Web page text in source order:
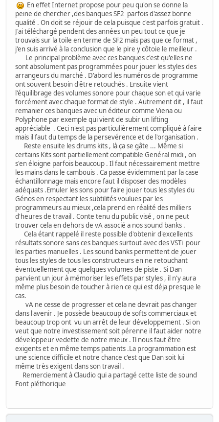
En effet Internet propose pour peu qu'on se donne la
peine de chercher ,des banques SF2 parfois d'assez bonne
qualité . On doit se réjouir de cela puisque c'est parfois gratuit .
J'ai téléchargé pendent des années un peu tout ce que je
trouvais sur la toile en terme de SF2 mais pas que ce format ,
j'en suis arrivé à la conclusion que le pire y côtoie le meilleur .
Le principal problème avec ces banques c'est qu'elles ne
sont absolument pas programmées pour jouer les styles des
arrangeurs du marché . D'abord les numéros de programme
ont souvent besoin d'être retouchés . Ensuite vient
l'équilibrage des volumes sonore pour chaque son et qui varie
forcément avec chaque format de style . Autrement dit , il faut
remanier ces banques avec un éditeur comme Viena ou
Polyphone par exemple qui vient de subir un lifting
appréciable . Ceci n'est pas particulièrement compliqué à faire
mais il faut du temps de la persevérence et de l'organisation .
Reste ensuite les drums kits , là ça se gâte ... Même si
certains Kits sont partiellement compatible Genéral midi , on
s'en éloigne parfois beaucoup . Il faut nécessairement mettre
les mains dans le cambouis . Ca passe évidemment par la case
échantillonnage mais encore faut il disposer des modèles
adéquats .Emuler les sons pour faire jouer tous les styles du
Génos en respectant les subtilités voulues par les
programmeurs au mieux ,cela prend en réalité des milliers
d'heures de travail . Conte tenu du public visé , on ne peut
trouver cela en dehors de vA associé a nos sound banks .
Cela étant rappelé il reste possible d'obtenir d'excellents
résultats sonore sans ces banques surtout avec des VSTi pour
les parties manuelles . Les sound banks permettent de jouer
tous les styles de tous les constructeurs en ne retouchant
éventuellement que quelques volumes de piste . Si Dan
parvient un jour à mémoriser les effets par styles , il n'y aura
même plus besoin de toucher à rien ce qui est déja presque le
cas.
vA ne cesse de progresser et cela ne devrait pas changer
dans l'avenir . Je possède beaucoup de softs commerciaux et
beaucoup trop ont vu un arrêt de leur développement . Si on
veut que notre investissement soit pérenne il faut aider notre
développeur vedette de notre mieux . Il nous faut être
exigents et en même temps patients .La programmation est
une science difficile et notre chance c'est que Dan soit lui
même très exigent dans son travail .
Remerciement à Claudio qui a partagé cette liste de sound
Font pléthorique